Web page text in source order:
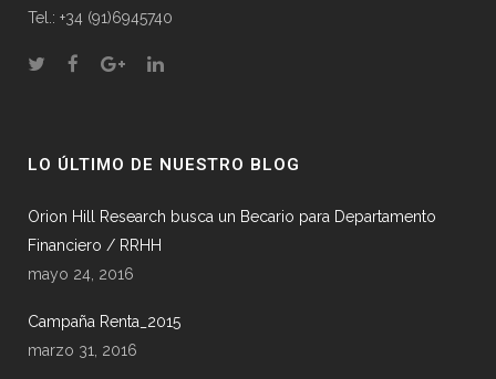
Tel.: +34 (91)6945740
LO ÚLTIMO DE NUESTRO BLOG
Orion Hill Research busca un Becario para Departamento
Financiero / RRHH
mayo 24, 2016
Campaña Renta_2015
marzo 31, 2016